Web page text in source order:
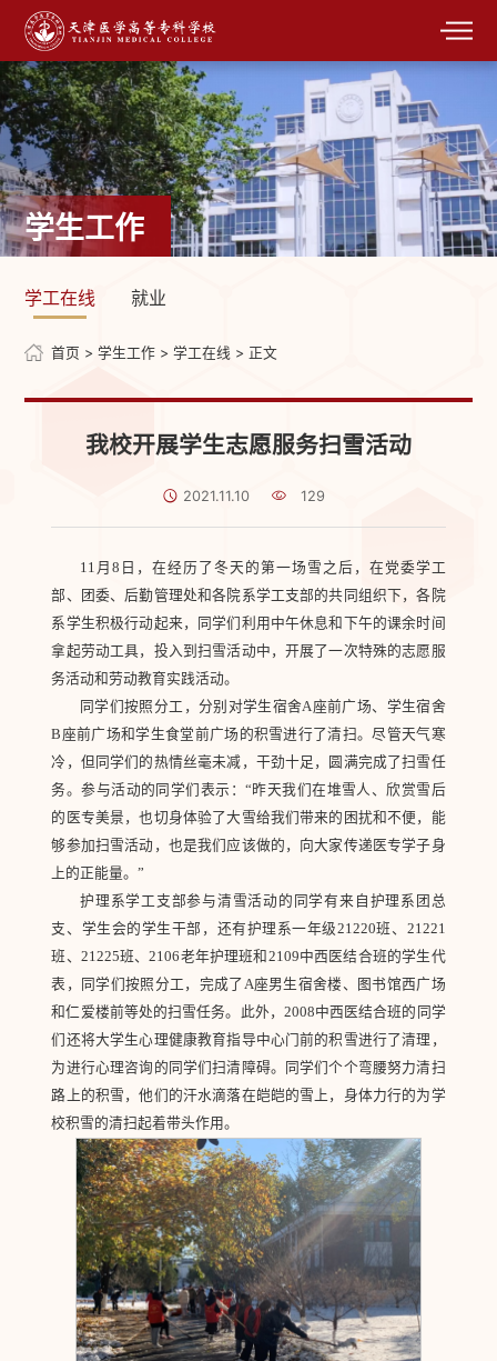
学生工作
学工在线 就业
首页 >学生工作 >学工在线 > 正文
我校开展学生志愿服务扫雪活动
2021.11.10 129
11月8日，在经历了冬天的第一场雪之后，在党委学工
部、团委、后勤管理处和各院系学工支部的共同组织下，各院
系学生积极行动起来，同学们利用中午休息和下午的课余时间
拿起劳动工具，投入到扫雪活动中，开展了一次特殊的志愿服
务活动和劳动教育实践活动。
同学们按照分工，分别对学生宿舍A座前广场、学生宿舍
B座前广场和学生食堂前广场的积雪进行了清扫。尽管天气寒
冷，但同学们的热情丝毫未减，干劲十足，圆满完成了扫雪任
务。参与活动的同学们表示：“昨天我们在堆雪人、欣赏雪后
的医专美景，也切身体验了大雪给我们带来的困扰和不便，能
够参加扫雪活动，也是我们应该做的，向大家传递医专学子身
上的正能量。”
护理系学工支部参与清雪活动的同学有来自护理系团总
支、学生会的学生干部，还有护理系一年级21220班、21221
班、21225班、2106老年护理班和2109中西医结合班的学生代
表，同学们按照分工，完成了A座男生宿舍楼、图书馆西广场
和仁爱楼前等处的扫雪任务。此外，2008中西医结合班的同学
们还将大学生心理健康教育指导中心门前的积雪进行了清理，
为进行心理咨询的同学们扫清障碍。同学们个个弯腰努力清扫
路上的积雪，他们的汗水滴落在皑皑的雪上，身体力行的为学
校积雪的清扫起着带头作用。